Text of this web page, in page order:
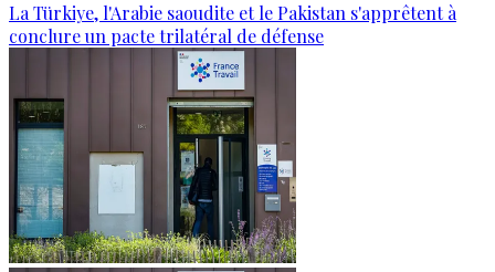
La Türkiye, l'Arabie saoudite et le Pakistan s'apprêtent à
conclure un pacte trilatéral de défense